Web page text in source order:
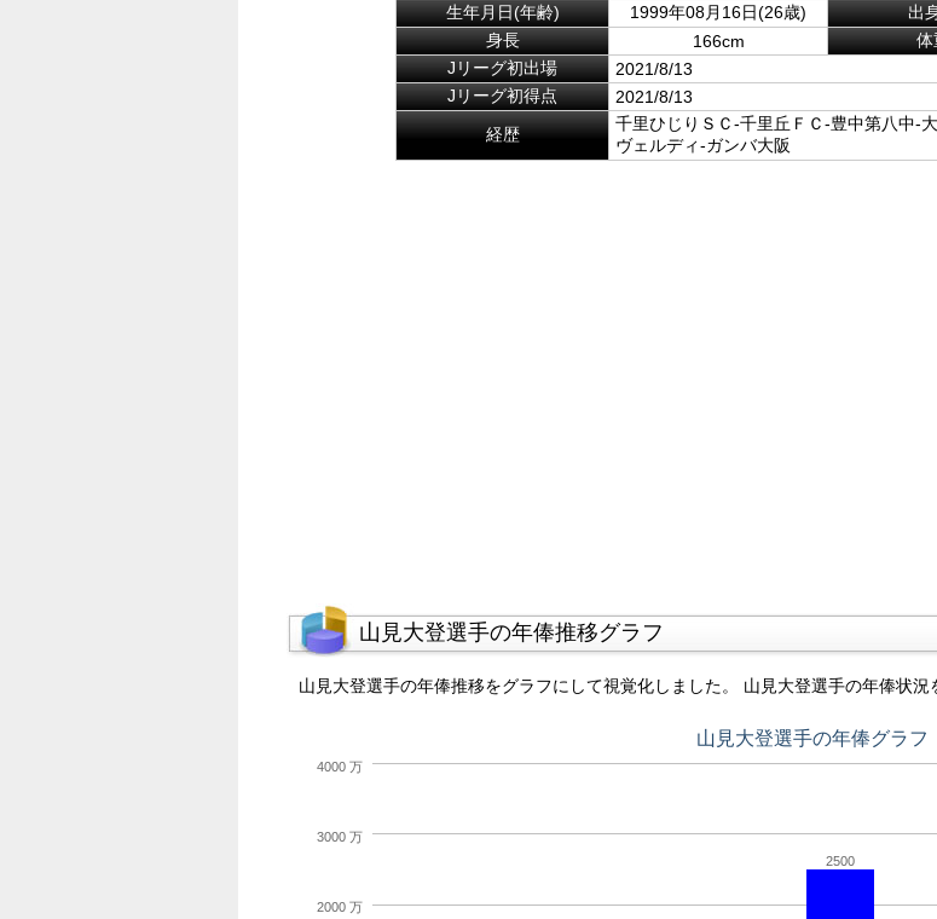
生年月日(年齢)
1999年08月16日(26歳) 出
身長
166cm 体
Jリーグ初出場
2021/8/13
Jリーグ初得点
2021/8/13
経歴
千里ひじりＳＣ-千里丘ＦＣ-豊中第八中-
ヴェルディ-ガンバ大阪
山見大登選手の年俸推移グラフ
山見大登選手の年俸推移をグラフにして視覚化しました。 山見大登選手の年俸状況
山見大登選手の年俸グラフ
2500
2000 万
3000 万
4000 万